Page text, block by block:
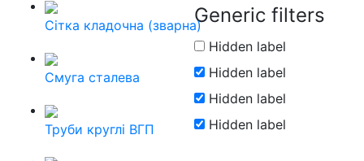
Generic filters
Hidden label
Hidden label
Hidden label
Hidden label
Сітка кладочна (зварна)
Смуга сталева
Труби круглі ВГП